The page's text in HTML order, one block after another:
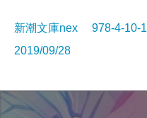
新潮文庫nex 978-4-
2019/09/28